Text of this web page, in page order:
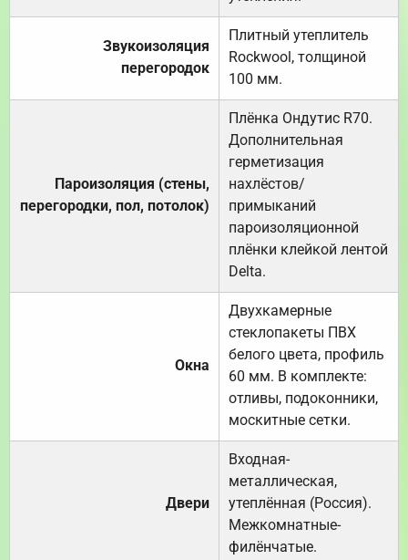
Звукоизоляция
перегородок
Плитный утеплитель
Rockwool, толщиной
100 мм.
Пароизоляция (стены,
перегородки, пол, потолок)
Плёнка Ондутис R70.
Дополнительная
герметизация
нахлёстов/
примыканий
пароизоляционной
плёнки клейкой лентой
Delta.
Окна
Двухкамерные
стеклопакеты ПВХ
белого цвета, профиль
60 мм. В комплекте:
отливы, подоконники,
москитные сетки.
Двери
Входная-
металлическая,
утеплённая (Россия).
Межкомнатные-
филёнчатые.